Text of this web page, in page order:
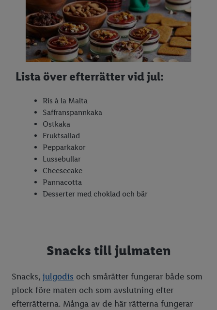
Lista över efterrätter vid jul:
Ris à la Malta
Saffranspannkaka
Ostkaka
Fruktsallad
Pepparkakor
Lussebullar
Cheesecake
Pannacotta
Desserter med choklad och bär
Snacks till julmaten
Snacks, julgodis och smårätter fungerar både som
plock före maten och som avslutning efter
efterrätterna. Många av de här rätterna fungerar